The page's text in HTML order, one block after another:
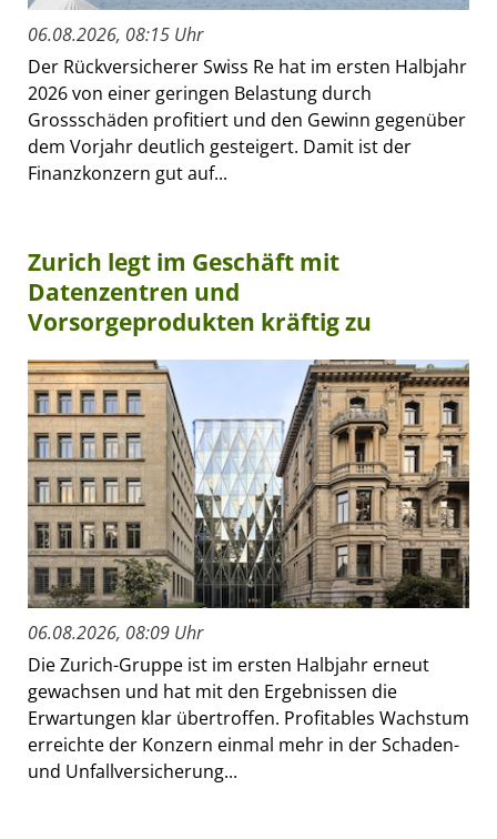
06.08.2026, 08:15 Uhr
Der Rückversicherer Swiss Re hat im ersten Halbjahr
2026 von einer geringen Belastung durch
Grossschäden profitiert und den Gewinn gegenüber
dem Vorjahr deutlich gesteigert. Damit ist der
Finanzkonzern gut auf...
Zurich legt im Geschäft mit
Datenzentren und
Vorsorgeprodukten kräftig zu
06.08.2026, 08:09 Uhr
Die Zurich-Gruppe ist im ersten Halbjahr erneut
gewachsen und hat mit den Ergebnissen die
Erwartungen klar übertroffen. Profitables Wachstum
erreichte der Konzern einmal mehr in der Schaden-
und Unfallversicherung...